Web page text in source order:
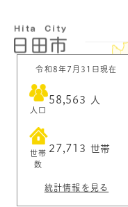
令和8年7月31日現在
人口
58,563 人
世帯
数
27,713 世帯
統計情報を見る